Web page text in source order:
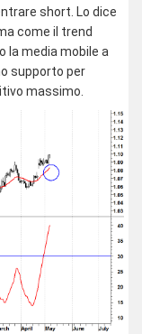
short. Lo dice
come il trend
la media mobile a
supporto per
massimo.